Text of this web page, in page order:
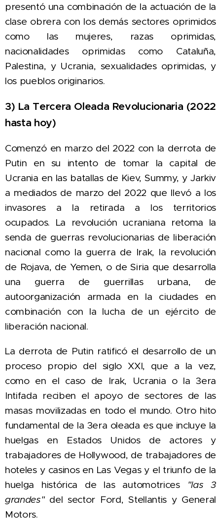
presentó una combinación de la actuación de la
clase obrera con los demás sectores oprimidos
como las mujeres, razas oprimidas,
nacionalidades oprimidas como Cataluña,
Palestina, y Ucrania, sexualidades oprimidas, y
los pueblos originarios.
3) La Tercera Oleada Revolucionaria (2022
hasta hoy)
Comenzó en marzo del 2022 con la derrota de
Putin en su intento de tomar la capital de
Ucrania en las batallas de Kiev, Summy, y Jarkiv
a mediados de marzo del 2022 que llevó a los
invasores a la retirada a los territorios
ocupados. La revolución ucraniana retoma la
senda de guerras revolucionarias de liberación
nacional como la guerra de Irak, la revolución
de Rojava, de Yemen, o de Siria que desarrolla
una guerra de guerrillas urbana, de
autoorganización armada en la ciudades en
combinación con la lucha de un ejército de
liberación nacional.
La derrota de Putin ratificó el desarrollo de un
proceso propio del siglo XXI, que a la vez,
como en el caso de Irak, Ucrania o la 3era
Intifada reciben el apoyo de sectores de las
masas movilizadas en todo el mundo. Otro hito
fundamental de la 3era oleada es que incluye la
huelgas en Estados Unidos de actores y
trabajadores de Hollywood, de trabajadores de
hoteles y casinos en Las Vegas y el triunfo de la
huelga histórica de las automotrices "las 3
grandes"del sector Ford, Stellantis y General
Motors.